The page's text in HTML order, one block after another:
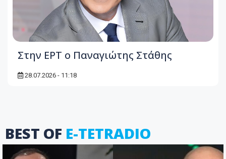
Στην ΕΡΤ ο Παναγιώτης Στάθης
28.07.2026 - 11:18
BEST OF E-TETRADIO